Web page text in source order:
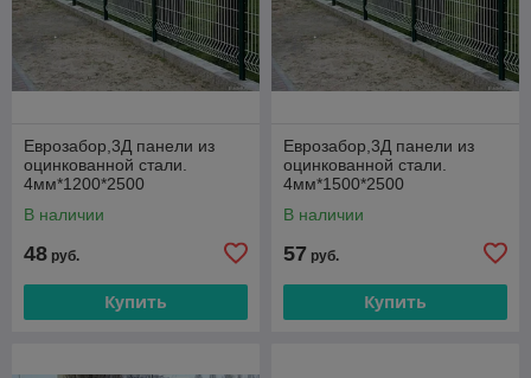
Еврозабор,3Д панели из
оцинкованной стали.
4мм*1200*2500
В наличии
48 руб.
Купить
Еврозабор,3Д панели из
оцинкованной стали.
4мм*1500*2500
В наличии
57 руб.
Купить